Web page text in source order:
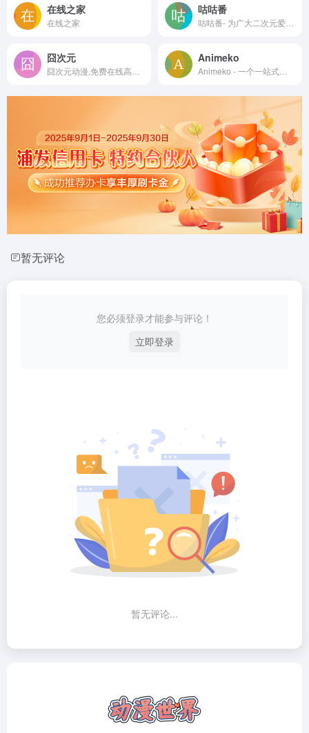
在线之家
在线之家
咕咕番
囧次元 Animeko
暂无评论
您必须登录才能参与评论！
立即登录
暂无评论...